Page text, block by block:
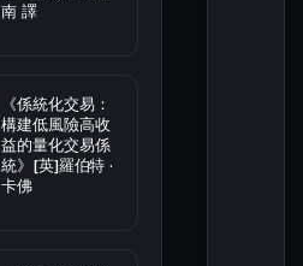
南 譯
《係統化交易：
構建低風險高收
益的量化交易係
統》[英]羅伯特 ·
卡佛